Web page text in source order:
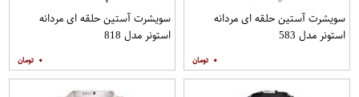
سویشرت آستین حلقه ای مردانه
استونر مدل 583
۰
سویشرت آستین حلقه ای مردانه
استونر مدل 818
۰